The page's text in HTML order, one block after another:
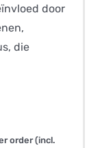
door
die
order (incl.